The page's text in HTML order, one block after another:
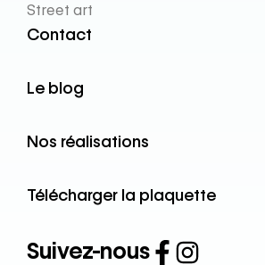
Street art
Contact
Le blog
Nos réalisations
Télécharger la plaquette
Suivez-nous